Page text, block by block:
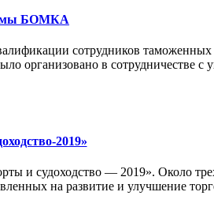
БОМКА
сотрудников таможенных
организовано в сотрудничестве с
2019»
и судоходство — 2019». Около
на развитие и улучшение